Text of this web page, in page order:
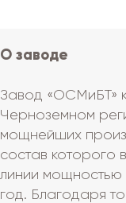
О заводе
Завод «ОСМиБТ»
Черноземном
мощнейших
состав которого
линии мощностью
год. Благодаря